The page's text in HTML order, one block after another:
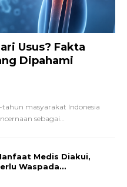
Usus? Fakta
Dipahami
masyarakat Indonesia
sebagai…
Medis Diakui,
Waspada…